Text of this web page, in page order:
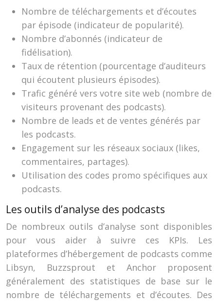
Nombre de téléchargements et d’écoutes
par épisode (indicateur de popularité).
Nombre d’abonnés (indicateur de
fidélisation).
Taux de rétention (pourcentage d’auditeurs
qui écoutent plusieurs épisodes).
Trafic généré vers votre site web (nombre de
visiteurs provenant des podcasts).
Nombre de leads et de ventes générés par
les podcasts.
Engagement sur les réseaux sociaux (likes,
commentaires, partages).
Utilisation des codes promo spécifiques aux
podcasts.
Les outils d’analyse des podcasts
De nombreux outils d’analyse sont disponibles
pour vous aider à suivre ces KPIs. Les
plateformes d’hébergement de podcasts comme
Libsyn, Buzzsprout et Anchor proposent
généralement des statistiques de base sur le
nombre de téléchargements et d’écoutes. Des